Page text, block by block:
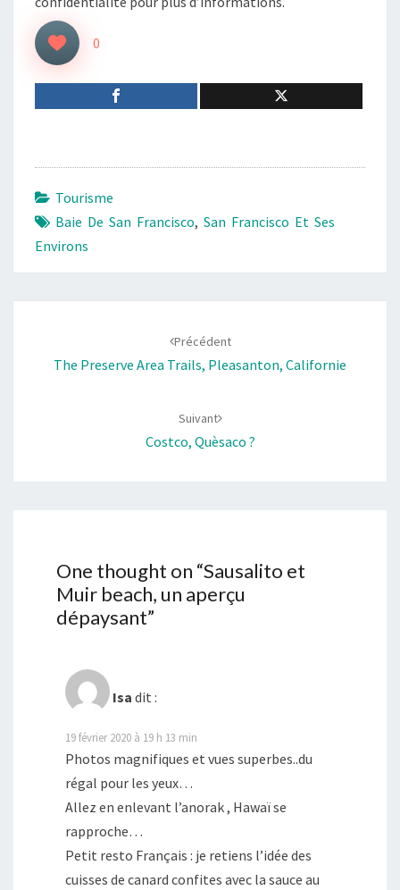
0
Tourisme
Baie De San Francisco, San Francisco Et Ses
Environs
Précédent
The Preserve Area Trails, Pleasanton, Californie
Suivant
Costco, Quèsaco ?
One thought on “Sausalito et
Muir beach, un aperçu
dépaysant”
Isa dit :
19 février 2020 à 19 h 13 min
Photos magnifiques et vues superbes..du
régal pour les yeux…
Allez en enlevant l’anorak , Hawaï se
rapproche…
Petit resto Français : je retiens l’idée des
cuisses de canard confites avec la sauce au